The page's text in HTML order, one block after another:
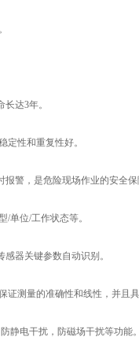
达3年。
性和重复性好。
警，是危险现场作业的安全保
位/工作状态等。
器关键参数自动识别。
测量的准确性和线性，并且具
电干扰，防磁场干扰等功能。